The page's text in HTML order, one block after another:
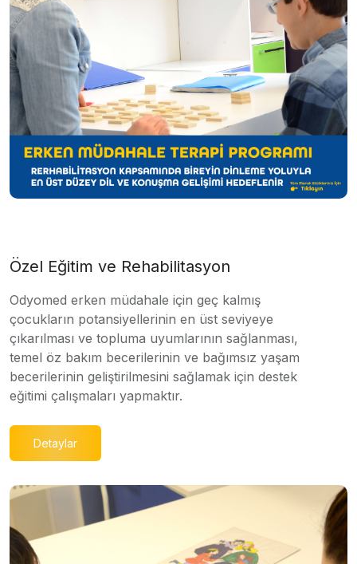
Özel Eğitim ve Rehabilitasyon
Odyomed erken müdahale için geç kalmış
çocukların potansiyellerinin en üst seviyeye
çıkarılması ve topluma uyumlarının sağlanması,
temel öz bakım becerilerinin ve bağımsız yaşam
becerilerinin geliştirilmesini sağlamak için destek
eğitimi çalışmaları yapmaktır.
Detaylar